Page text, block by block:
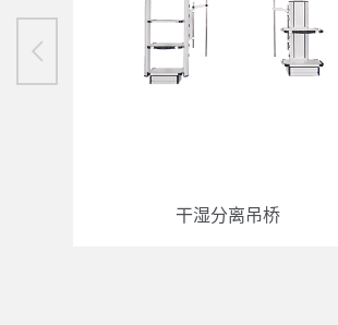
干湿分离吊桥